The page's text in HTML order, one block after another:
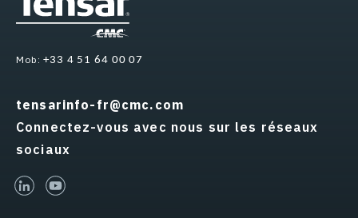
Mob: +33 4 51 64 00 07
tensarinfo-fr@cmc.com
Connectez-vous avec nous sur les réseaux
sociaux
linked-inyoutube